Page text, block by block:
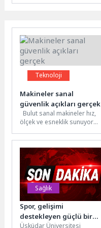
Teknoloji
Makineler sanal
güvenlik açıkları gerçek
Bulut sanal makineler hız,
ölçek ve esneklik sunuyor
bırakıldıklarında risk
oluşturuyor. Amazon...
Sağlık
Spor, gelişimi
destekleyen güçlü bir
Üsküdar Üniversitesi